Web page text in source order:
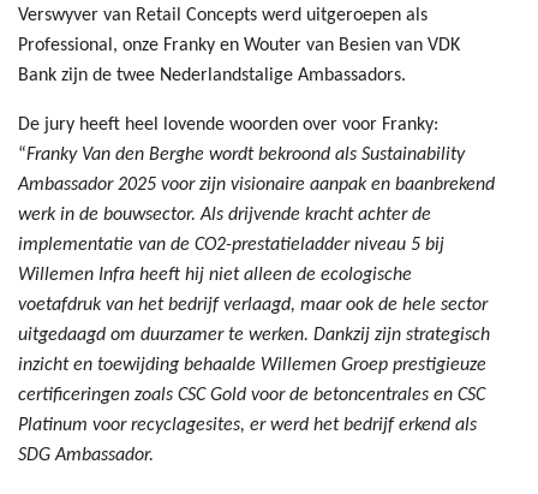
Verswyver van Retail Concepts werd uitgeroepen als
Professional, onze Franky en Wouter van Besien van VDK
Bank zijn de twee Nederlandstalige Ambassadors.
De jury heeft heel lovende woorden over voor Franky:
“Franky Van den Berghe wordt bekroond als Sustainability
Ambassador 2025 voor zijn visionaire aanpak en baanbrekend
werk in de bouwsector. Als drijvende kracht achter de
implementatie van de CO2-prestatieladder niveau 5 bij
Willemen Infra heeft hij niet alleen de ecologische
voetafdruk van het bedrijf verlaagd, maar ook de hele sector
uitgedaagd om duurzamer te werken. Dankzij zijn strategisch
inzicht en toewijding behaalde Willemen Groep prestigieuze
certificeringen zoals CSC Gold voor de betoncentrales en CSC
Platinum voor recyclagesites, er werd het bedrijf erkend als
SDG Ambassador.